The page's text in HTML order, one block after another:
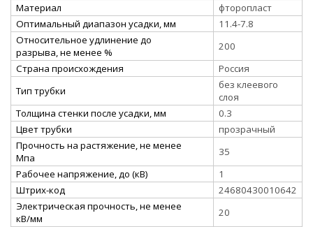
Материал
фторопласт
Оптимальный диапазон усадки, мм
11.4-7.8
Относительное удлинение до
разрыва, не менее %
200
Страна происхождения
Россия
Тип трубки
без клеевого
слоя
Толщина стенки после усадки, мм
0.3
Цвет трубки
прозрачный
Прочность на растяжение, не менее
Мпа
35
Рабочее напряжение, до (кВ)
1
Штрих-код
24680430010642
Электрическая прочность, не менее
кВ/мм
20